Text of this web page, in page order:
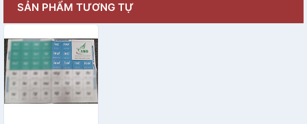
SẢN PHẨM TƯƠNG TỰ